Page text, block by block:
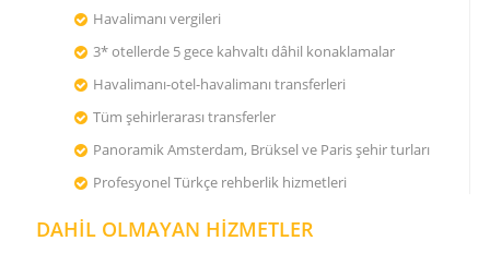
Havalimanı vergileri
3* otellerde 5 gece kahvaltı dâhil konaklamalar
Havalimanı-otel-havalimanı transferleri
Tüm şehirlerarası transferler
Panoramik Amsterdam, Brüksel ve Paris şehir turları
Profesyonel Türkçe rehberlik hizmetleri
DAHİL OLMAYAN HİZMETLER